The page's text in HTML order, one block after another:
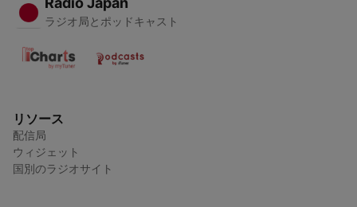
ラジオ局とポッドキャスト
リソース
配信局
ウィジェット
国別のラジオサイト